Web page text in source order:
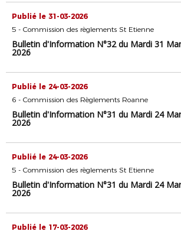
Publié le 31-03-2026
5 - Commission des règlements St Etienne
Bulletin d'Information N°32 du Mardi 31
2026
Publié le 24-03-2026
6 - Commission des Règlements Roanne
Bulletin d'Information N°31 du Mardi 24
2026
Publié le 24-03-2026
5 - Commission des règlements St Etienne
Bulletin d'Information N°31 du Mardi 24
2026
Publié le 17-03-2026